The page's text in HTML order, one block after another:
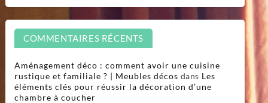
COMMENTAIRES RÉCENTS
Aménagement déco : comment avoir une cuisine
rustique et familiale ? | Meubles décos dans Les
éléments clés pour réussir la décoration d’une
chambre à coucher